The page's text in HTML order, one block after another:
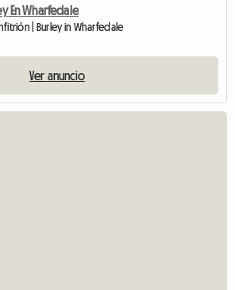
En Wharfedale
| Burley in Wharfedale
Ver anuncio